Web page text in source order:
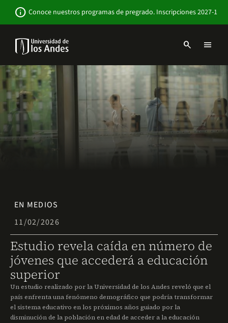
contenido
info Conoce nuestros programas de pregrado. Inscripciones 2027-1
Navbar
Institucional
search menu
EN MEDIOS
11/02/2026
Estudio revela caída en número de
jóvenes que accederá a educación
superior
Un estudio realizado por la Universidad de los Andes reveló que el
país enfrenta una fenómeno demográfico que podría transformar
el sistema educativo en los próximos años guiado por la
disminución de la población en edad de acceder a la educación